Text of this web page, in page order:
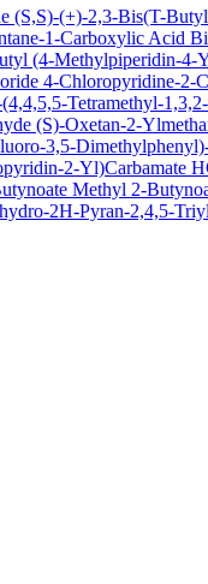
(S,S)-(+)-2,3-Bis(T-
1-Carboxylic Acid
(4-Methylpiperidin-4-
4-Chloropyridine-2-
Tetramethyl-
(S)-Oxetan-2-
3,5-
2-Yl)Carbamate
Methyl 2-
2H-Pyran-2,4,5-